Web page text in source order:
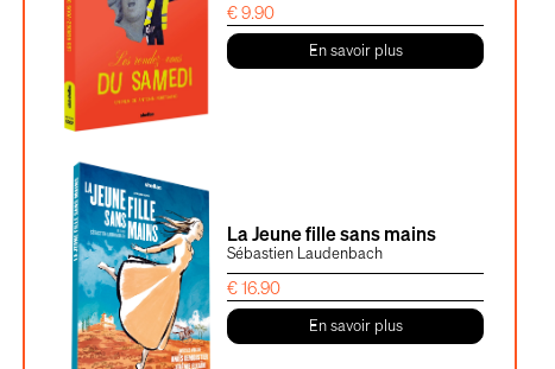
€9.90
En savoir plus
La Jeune fille sans mains
Sébastien Laudenbach
€16.90
En savoir plus